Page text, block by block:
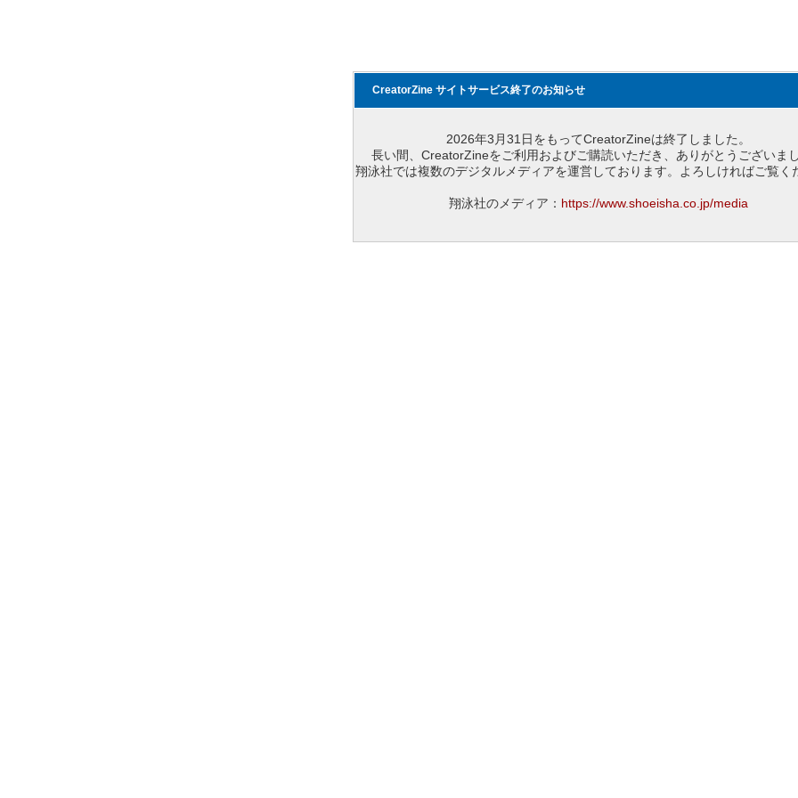
CreatorZine サイトサービス終了のお知らせ
2026年3月31日をもってCreatorZineは終了しました。
長い間、CreatorZineをご利用およびご購読いただき、ありがとうございまし
翔泳社では複数のデジタルメディアを運営しております。よろしければご覧く
翔泳社のメディア： https://www.shoeisha.co.jp/media